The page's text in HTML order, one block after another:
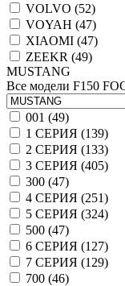
VOLVO (52)
VOYAH (47)
XIAOMI (47)
ZEEKR (49)
MUSTANG
Все модели F150
001 (49)
1 СЕРИЯ (139)
2 СЕРИЯ (133)
3 СЕРИЯ (405)
300 (47)
4 СЕРИЯ (251)
5 СЕРИЯ (324)
500 (47)
6 СЕРИЯ (127)
7 СЕРИЯ (129)
700 (46)